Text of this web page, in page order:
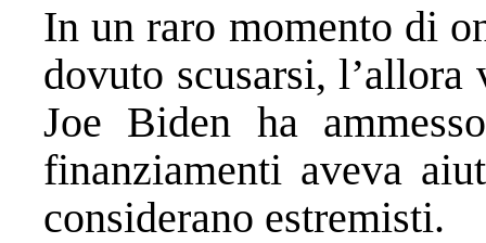
In un raro momento di
dovuto scusarsi,
Joe Biden ha
finanziamenti aveva
considerano estremisti.